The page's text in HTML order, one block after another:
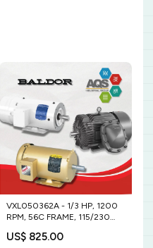
VXL050362A - 1/3 HP, 1200
RPM, 56C FRAME, 115/230
US$ 825.00